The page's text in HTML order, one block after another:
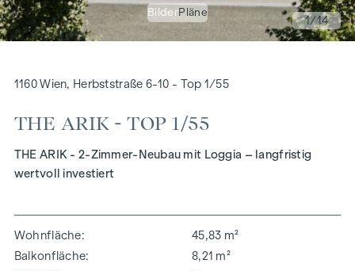
BilderPläne
1/14
1160 Wien, Herbststraße 6-10 - Top 1/55
THE ARIK - TOP 1/55
THE ARIK - 2-Zimmer-Neubau mit Loggia – langfristig
wertvoll investiert
Wohnfläche
45,83 m²
Balkonfläche
8,21 m²